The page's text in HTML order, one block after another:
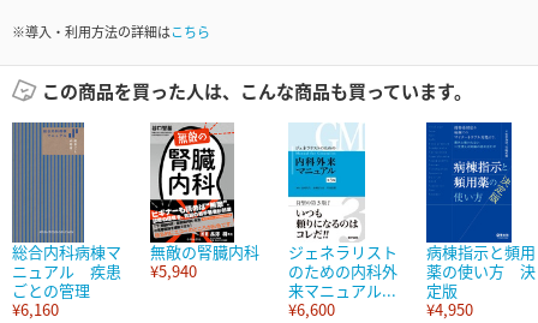
※導入・利用方法の詳細はこちら
この商品を買った人は、こんな商品も買っています。
総合内科病棟マ
ニュアル 疾患
ごとの管理
¥6,160
無敵の腎臓内科
¥5,940
ジェネラリスト
のための内科外
来マニュアル...
¥6,600
病棟指示と頻用
薬の使い方 決
定版
¥4,950